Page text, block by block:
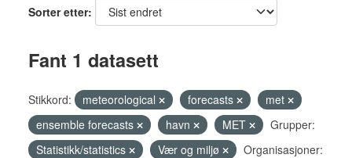
Sorter etter
Fant 1 datasett
Stikkord: meteorological forecasts
met
ensemble forecasts
havn MET
Grupper:
Statistikk/statistics
Vær og miljø
Organisasjoner: